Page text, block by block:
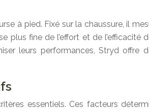
à pied. Fixé sur la chaussure, il
plus fine de l’effort et de
leurs performances, Stryd offre
essentiels. Ces facteurs